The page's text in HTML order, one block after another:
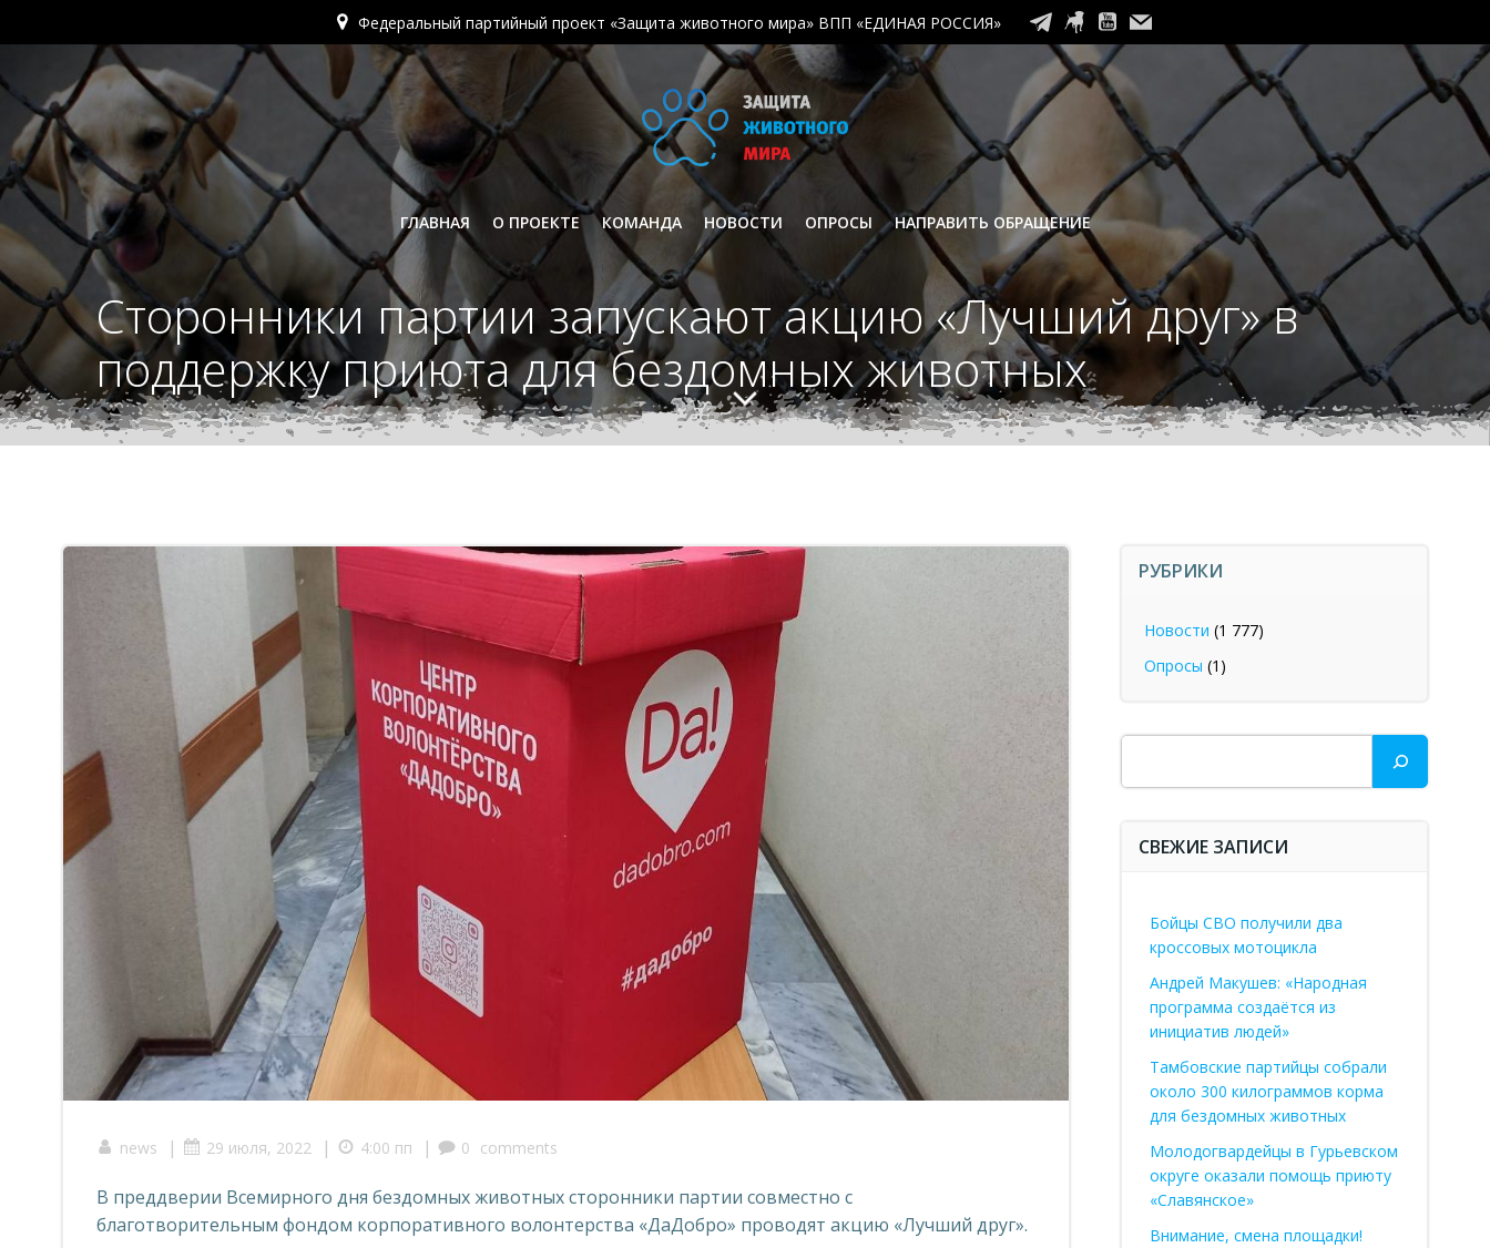
к
содержимому
Федеральный партийный проект «Защита животного мира» ВПП «ЕДИНАЯ РОССИЯ»
ГЛАВНАЯ О ПРОЕКТЕ КОМАНДА НОВОСТИ ОПРОСЫ НАПРАВИТЬ ОБРАЩЕНИЕ
Сторонники партии запускают акцию «Лучший друг» в
поддержку приюта для бездомных животных
news | 29 июля, 2022 | 4:00 пп | 0 comments
В преддверии Всемирного дня бездомных животных сторонники партии совместно с
благотворительным фондом корпоративного волонтерства «ДаДобро» проводят акцию «Лучший друг».
РУБРИКИ
Новости (1 777)
Опросы (1)
Поиск
СВЕЖИЕ ЗАПИСИ
Бойцы СВО получили два
кроссовых мотоцикла
Андрей Макушев: «Народная
программа создаётся из
инициатив людей»
Тамбовские партийцы собрали
около 300 килограммов корма
для бездомных животных
Молодогвардейцы в Гурьевском
округе оказали помощь приюту
«Славянское»
Внимание, смена площадки!